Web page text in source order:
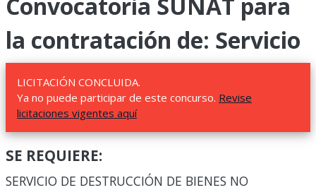
la contratación de: Servicio
LICITACIÓN CONCLUIDA.
Ya no puede participar de este concurso. Revise
licitaciones vigentes aquí
SE REQUIERE:
SERVICIO DE DESTRUCCIÓN DE BIENES NO